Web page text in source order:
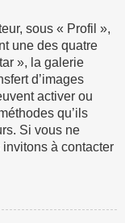
sous « Profil »,
une des quatre
», la galerie
d’images
activer ou
qu’ils
Si vous ne
invitons à contacter